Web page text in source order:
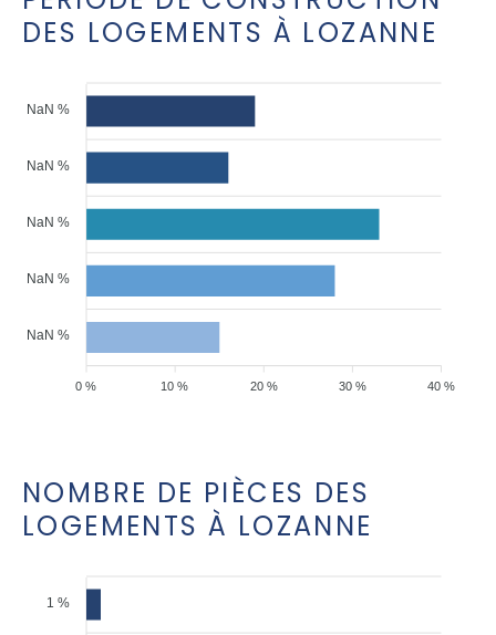
DES LOGEMENTS À LOZANNE
NaN %
NaN %
NaN %
NaN %
NaN %
40 %
30 %
20 %
10 %
0 %
NOMBRE DE PIÈCES DES
LOGEMENTS À LOZANNE
1 %